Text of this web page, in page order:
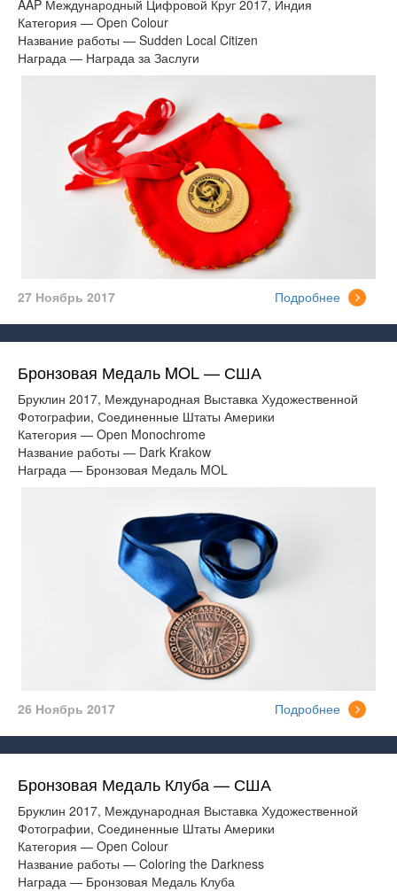
AAP Международный Цифровой Круг 2017, Индия
Категория — Open Colour
Название работы — Sudden Local Citizen
Награда — Награда за Заслуги
27 Ноябрь 2017 Подробнее
Бронзовая Медаль MOL — США
Бруклин 2017, Международная Выставка Художественной
Фотографии, Соединенные Штаты Америки
Категория — Open Monochrome
Название работы — Dark Krakow
Награда — Бронзовая Медаль MOL
26 Ноябрь 2017 Подробнее
Бронзовая Медаль Клуба — США
Бруклин 2017, Международная Выставка Художественной
Фотографии, Соединенные Штаты Америки
Категория — Open Colour
Название работы — Coloring the Darkness
Награда — Бронзовая Медаль Клуба